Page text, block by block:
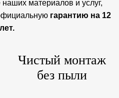
материалов и услуг,
гарантию на 12
лет.
Чистый монтаж
без пыли